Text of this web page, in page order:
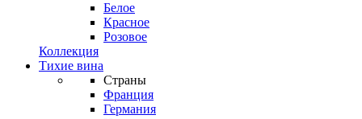
Белое
Красное
Розовое
Коллекция
Тихие вина
Страны
Франция
Германия